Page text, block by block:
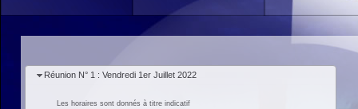
Réunion N° 1 : Vendredi 1er Juillet 2022
Les horaires sont donnés à titre indicatif